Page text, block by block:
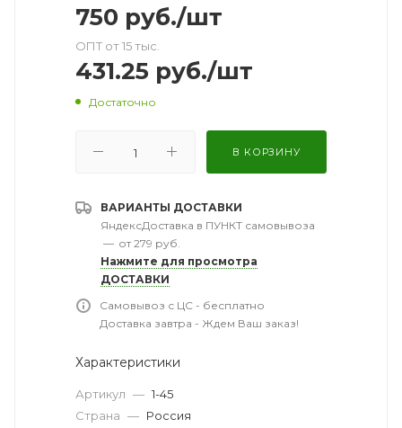
750 руб./шт
ОПТ от 15 тыс.
431.25 руб./шт
Достаточно
В КОРЗИНУ
ВАРИАНТЫ ДОСТАВКИ
ЯндексДоставка в ПУНКТ самовывоза
— от 279 руб.
Нажмите для просмотра
ДОСТАВКИ
Самовывоз с ЦС - бесплатно
Доставка завтра - Ждем Ваш заказ!
Характеристики
Артикул — 1-45
Страна — Россия